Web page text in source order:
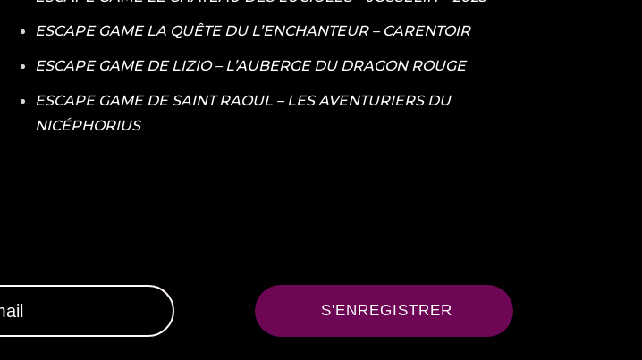
ESCAPE GAME LA QUÊTE DU L’ENCHANTEUR – CARENTOIR
ESCAPE GAME DE LIZIO – L’AUBERGE DU DRAGON ROUGE
ESCAPE GAME DE SAINT RAOUL – LES AVENTURIERS DU
NICÉPHORIUS
S'ENREGISTRER